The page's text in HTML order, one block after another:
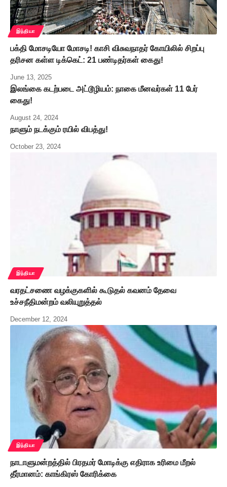
இந்தியா
பக்தி மோசடியோ மோசடி! காசி விசுவநாதர் கோயிலில் சிறப்பு
தரிசன கள்ள டிக்கெட்: 21 பண்டிதர்கள் கைது!
June 13, 2025
இலங்கை கடற்படை அட்டூழியம்: நாகை மீனவர்கள் 11 பேர்
கைது!
August 24, 2024
நாளும் நடக்கும் ரயில் விபத்து!
October 23, 2024
இந்தியா
வரதட்சணை வழக்குகளில் கூடுதல் கவனம் தேவை
உச்சநீதிமன்றம் வலியுறுத்தல்
December 12, 2024
இந்தியா
நாடாளுமன்றத்தில் பிரதமர் மோடிக்கு எதிராக உரிமை மீறல்
தீர்மானம்: காங்கிரஸ் கோரிக்கை